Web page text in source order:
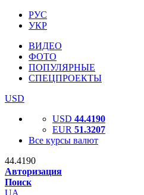
РУС
УКР
ВИДЕО
ФОТО
ПОПУЛЯРНЫЕ
СПЕЦПРОЕКТЫ
USD
USD 44.4190
EUR 51.3207
Все курсы валют
44.4190
Авторизация
Поиск
UA